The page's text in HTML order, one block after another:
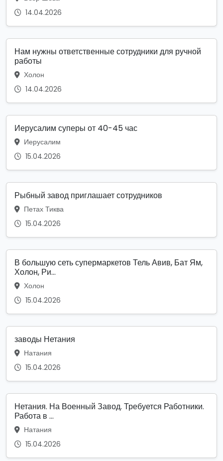
14.04.2026
Нам нужны ответственные сотрудники для ручной
работы
Холон
14.04.2026
Иерусалим суперы от 40-45 час
Иерусалим
15.04.2026
Рыбный завод приглашает сотрудников
Петах Тиква
15.04.2026
В большую сеть супермаркетов Тель Авив, Бат Ям,
Холон, Ри...
Холон
15.04.2026
заводы Нетания
Натания
15.04.2026
Нетания. На Военный Завод. Требуется Работники.
Работа в ...
Натания
15.04.2026